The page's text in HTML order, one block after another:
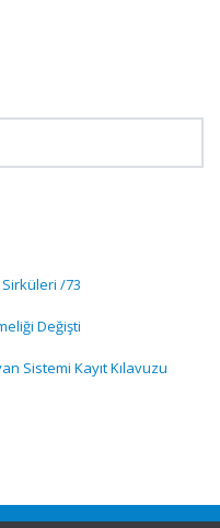
Sirküleri /73
Değişti
Sistemi Kayıt Kılavuzu